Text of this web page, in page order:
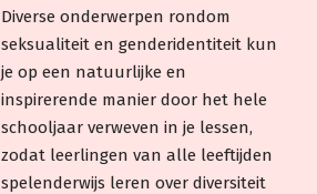
Diverse onderwerpen rondom
seksualiteit en genderidentiteit kun
je op een natuurlijke en
inspirerende manier door het hele
schooljaar verweven in je lessen,
zodat leerlingen van alle leeftijden
spelenderwijs leren over diversiteit